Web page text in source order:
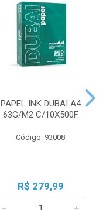
PAPEL INK DUBAI A4
63G/M2 C/10X500F
Código: 93008
R$ 279,99